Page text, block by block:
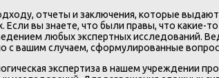
отчеты и заключения, которые
Если вы знаете, что были правы, что
любых экспертных исследований.
с вашим случаем, сформулированные
экспертиза в нашем учреждении